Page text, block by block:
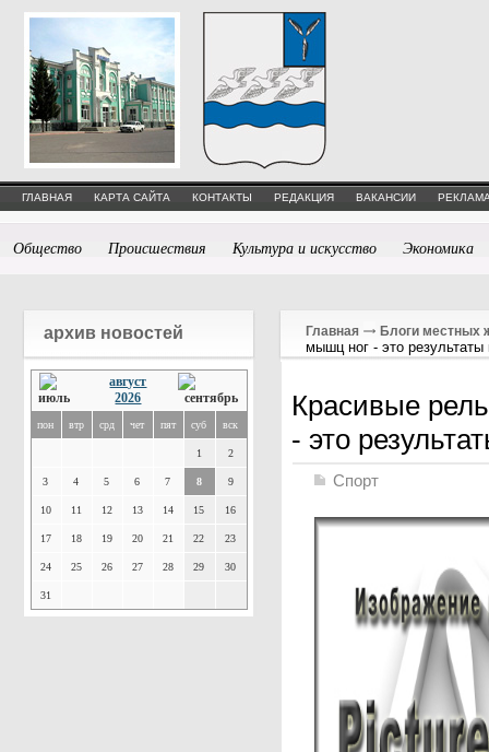
ГЛАВНАЯ КАРТА САЙТА КОНТАКТЫ РЕДАКЦИЯ ВАКАНСИИ
Общество Происшествия Культура и искусство Экономика
архив новостей
август
2026
пон втр срд чет пят суб вск
1 2
3 4 5 6 7 8 9
10 11 12 13 14 15 16
17 18 19 20 21 22 23
24 25 26 27 28 29 30
31
Главная Блоги местных
мышц ног - это результаты
Красивые
- это
Спорт